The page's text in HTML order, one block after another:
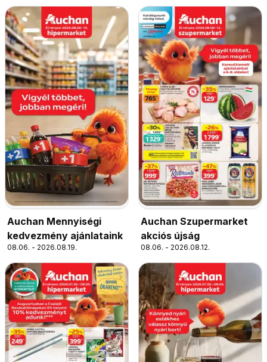
Auchan Mennyiségi
kedvezmény ajánlataink
08.06. - 2026.08.19.
Auchan Szupermarket
akciós újság
08.06. - 2026.08.12.